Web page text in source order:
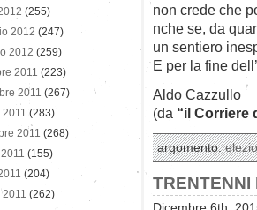
non crede che
nche se, da
un sentiero
E per la fine
Aldo Cazzullo
(da “il Corriere
argomento:
TRENTENNI
(255)
2012 (247)
2012 (259)
2011 (223)
2011 (267)
2011 (283)
2011 (268)
(155)
(204)
(262)